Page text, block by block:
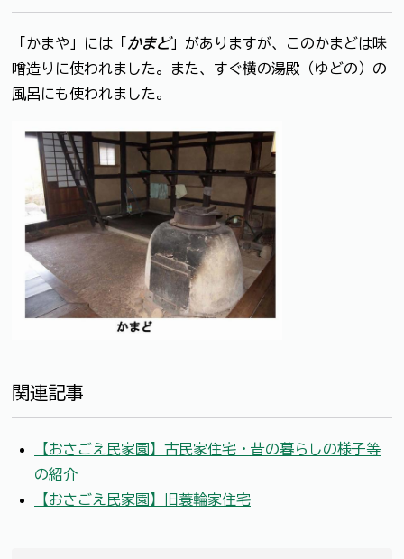
「かまや」には「 かまど」がありますが、このかまどは味
噌造りに使われました。また、すぐ横の湯殿（ゆどの）の
風呂にも使われました。
関連記事
【おさごえ民家園】古民家住宅・昔の暮らしの様子等
の紹介
【おさごえ民家園】旧蓑輪家住宅